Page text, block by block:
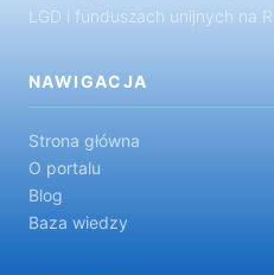
LGD i funduszach unijnych na
NAWIGACJA
Strona główna
O portalu
Blog
Baza wiedzy